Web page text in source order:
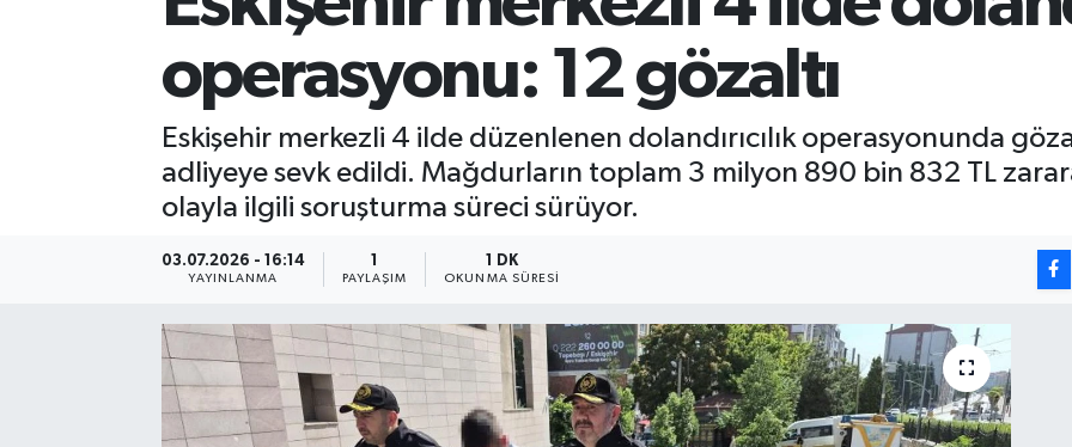
operasyonu: 12 gözaltı
Eskişehir merkezli 4 ilde düzenlenen dolandırıcılık operasyonunda
adliyeye sevk edildi. Mağdurların toplam 3 milyon 890 bin 832 TL
olayla ilgili soruşturma süreci sürüyor.
03.07.2026 - 16:14
YAYINLANMA PAYLAŞIM
1 DK
OKUNMA SÜRESI